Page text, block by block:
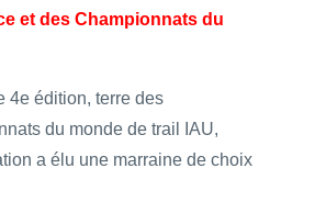
et des Championnats du
4e édition, terre des
du monde de trail IAU,
a élu une marraine de choix